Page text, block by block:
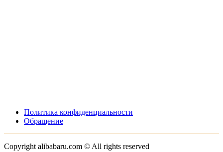
Политика конфиденциальности
Обращение
Copyright alibabaru.com © All rights reserved